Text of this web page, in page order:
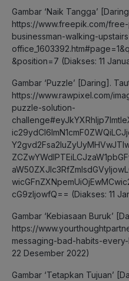
Gambar ‘Naik Tangga’
https://www.freepik.com/
businessman-walking-
&position=7 (Diakses: 11
Gambar ‘Puzzle’ [Daring].
https://www.rawpixel.com/
puzzle-solution-
cG9zIjowfQ== (Diakses: 11
Gambar ‘Kebiasaan Buruk’
https://
messaging-bad-habits-
22 Desember 2022)
Gambar ‘Tetapkan Tujuan’